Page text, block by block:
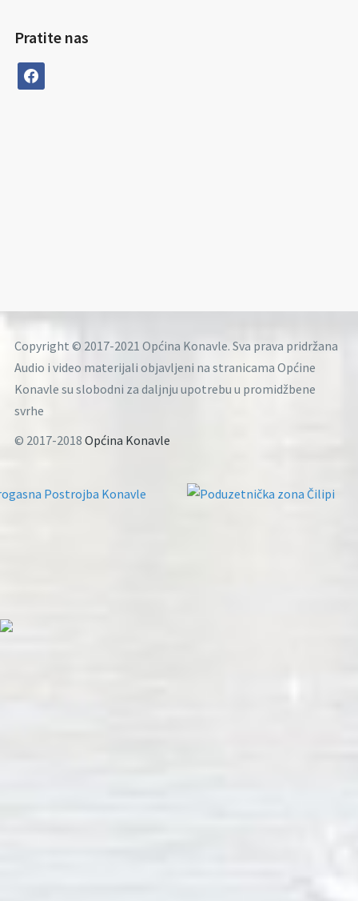
Pratite nas
facebook
Copyright © 2017-2021 Općina Konavle. Sva prava pridržana
Audio i video materijali objavljeni na stranicama Općine
Konavle su slobodni za daljnju upotrebu u promidžbene
svrhe
© 2017-2018 Općina Konavle